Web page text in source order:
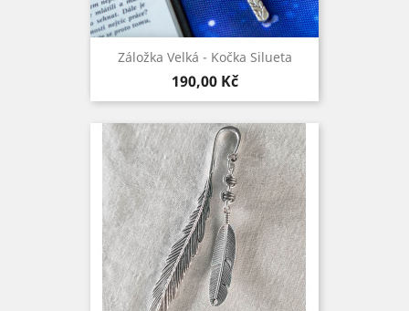
Záložka Velká - Kočka Silueta
Cena
190,00 Kč